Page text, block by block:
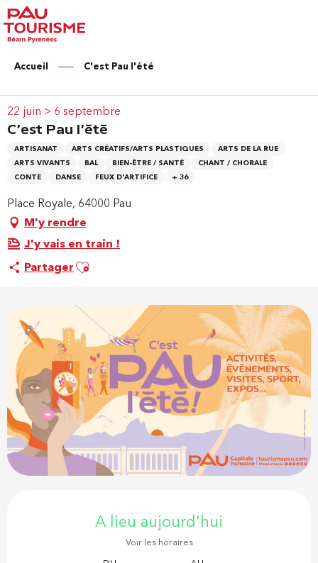
Aller
au
contenu
principal
Accueil C'est Pau l'été
22 juin > 6 septembre
C'est Pau l'été
ARTISANAT ARTS CRÉATIFS/ARTS PLASTIQUES
ARTS DE LA RUE
ARTS VIVANTS
BAL BIEN-ÊTRE / SANTÉ
CHANT / CHORALE
CONTE
DANSE FEUX D'ARTIFICE + 36
Place Royale, 64000 Pau
M'y rendre
J'y vais en train !
PartagerAjouter aux favoris
A lieu aujourd'hui
Voir les horaires